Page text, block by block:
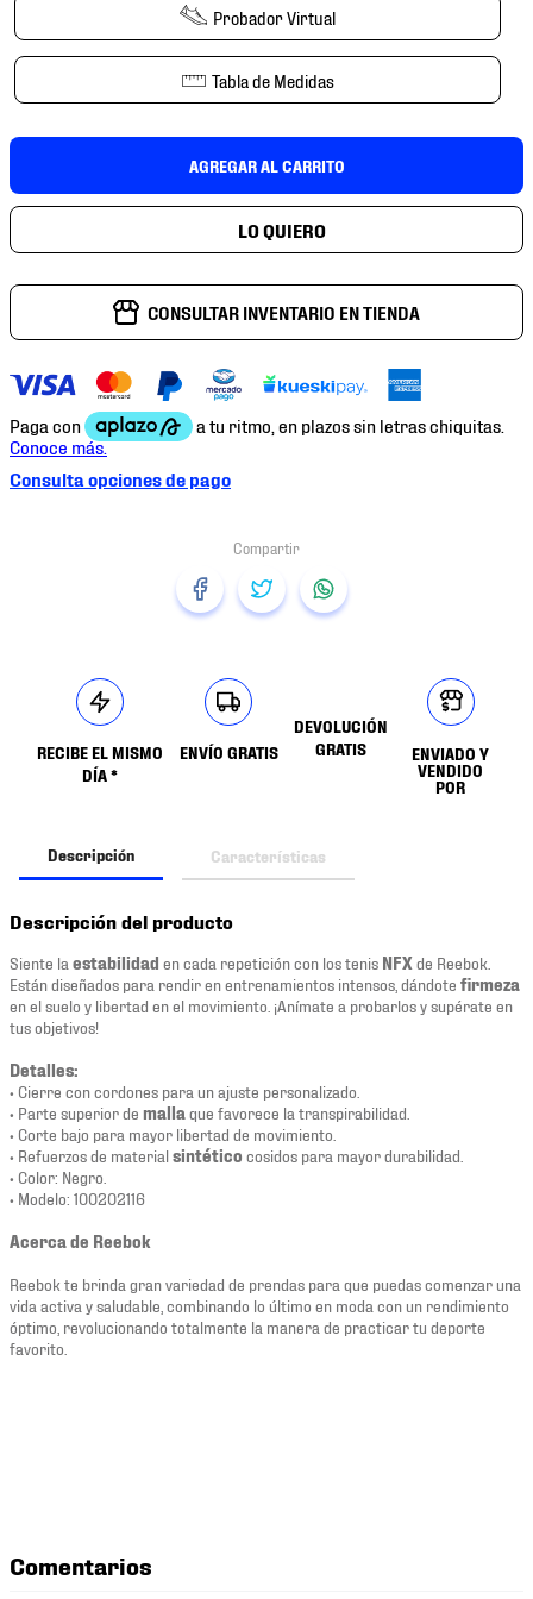
Probador Virtual
Tabla de Medidas
AGREGAR AL CARRITO
CONSULTAR INVENTARIO EN TIENDA
Consulta opciones de pago
RECIBE EL MISMO
DÍA *
ENVÍO GRATIS
DEVOLUCIÓN
GRATIS
ENVIADO Y
VENDIDO
POR
Descripción Características
Descripción del producto
Siente la estabilidad en cada repetición con los tenis NFXde Reebok.
Están diseñados para rendir en entrenamientos intensos, dándote firmeza
en el suelo y libertad en el movimiento. ¡Anímate a probarlos y supérate en
tus objetivos!
Detalles:
• Cierre con cordones para un ajuste personalizado.
• Parte superior de malla que favorece la transpirabilidad.
• Corte bajo para mayor libertad de movimiento.
• Refuerzos de materialsintético cosidos para mayor durabilidad.
• Color: Negro.
• Modelo: 100202116
Acerca de Reebok
Reebok te brinda gran variedad de prendas para que puedas comenzar una
vida activa y saludable, combinando lo último en moda con un rendimiento
óptimo, revolucionando totalmente la manera de practicar tu deporte
favorito.
Comentarios
8.
mochilas
10. tenis nike